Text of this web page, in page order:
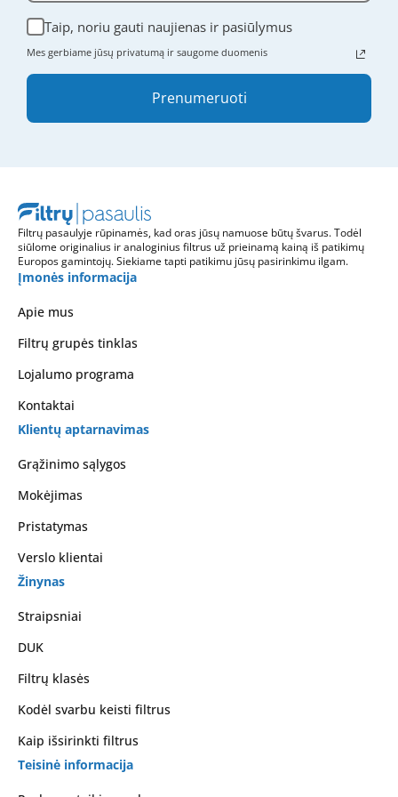
Taip, noriu gauti naujienas ir pasiūlymus
Mes gerbiame jūsų privatumą ir saugome duomenis
Prenumeruoti
Filtrų pasaulyje rūpinamės, kad oras jūsų namuose būtų švarus. Todėl
siūlome originalius ir analoginius filtrus už prieinamą kainą iš patikimų
Europos gamintojų. Siekiame tapti patikimu jūsų pasirinkimu ilgam.
Įmonės informacija
Apie mus
Filtrų grupės tinklas
Lojalumo programa
Kontaktai
Klientų aptarnavimas
Grąžinimo sąlygos
Mokėjimas
Pristatymas
Verslo klientai
Žinynas
Straipsniai
DUK
Filtrų klasės
Kodėl svarbu keisti filtrus
Kaip išsirinkti filtrus
Teisinė informacija